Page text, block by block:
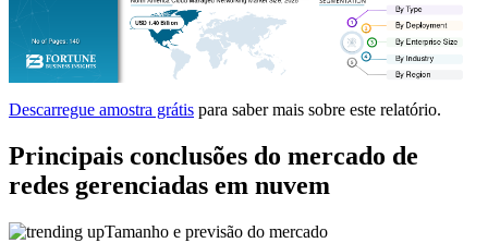
Descarregue amostra grátis para saber mais sobre este relatório.
Principais conclusões do mercado de
redes gerenciadas em nuvem
Tamanho e previsão do mercado